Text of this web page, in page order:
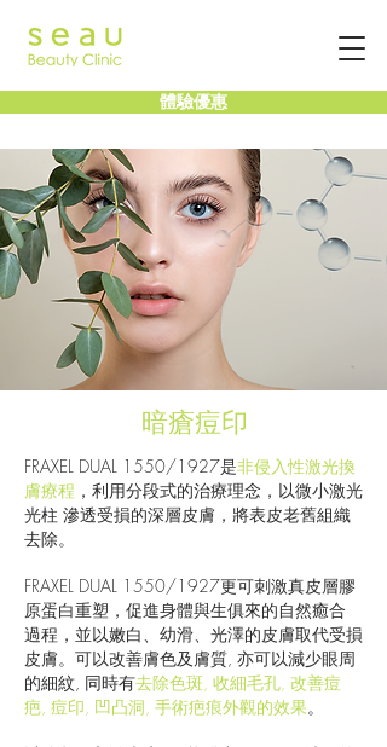
體驗優惠
暗瘡痘印
FRAXEL DUAL 1550/1927是非侵入性激光換
膚療程 ，利用分段式的治療理念，以微小激光
光柱 滲透受損的深層皮膚，將表皮老舊組織
去除。
FRAXEL DUAL 1550/1927更可刺激真皮層膠
原蛋白重塑，促進身體與生俱來的自然癒合
過程，並以嫩白、幼滑、光澤的皮膚取代受損
皮膚。可以改善膚色及膚質, 亦可以減少眼周
的細紋, 同時有去除色斑, 收細毛孔, 改善痘
疤, 痘印, 凹凸洞, 手術疤痕外觀的效果。